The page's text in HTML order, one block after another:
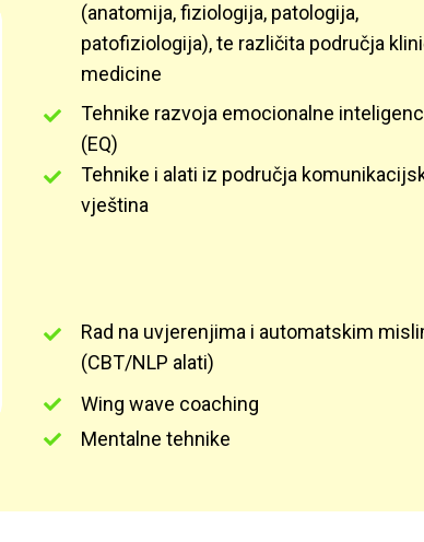
(anatomija, fiziologija, patologija,
patofiziologija), te različita područja
medicine
Tehnike razvoja emocionalne
(EQ)
Tehnike i alati iz područja
vještina
Rad na uvjerenjima i automatskim
(CBT/NLP alati)
Wing wave coaching
Mentalne tehnike